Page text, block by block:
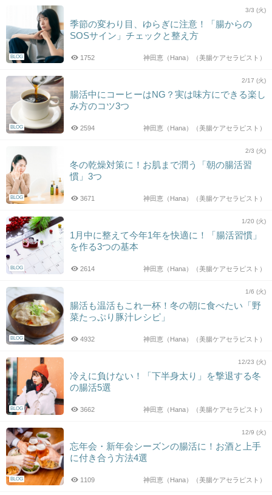
BLOG
3/3 (火)
季節の変わり目、ゆらぎに注意！「腸からの
SOSサイン」チェックと整え方
神田恵（Hana）（美腸ケアセラピスト）
1752
BLOG
2/17 (火)
腸活中にコーヒーはNG？実は味方にできる楽し
み方のコツ3つ
神田恵（Hana）（美腸ケアセラピスト）
2594
BLOG
2/3 (火)
冬の乾燥対策に！お肌まで潤う「朝の腸活習
慣」3つ
神田恵（Hana）（美腸ケアセラピスト）
3671
BLOG
1/20 (火)
1月中に整えて今年1年を快適に！「腸活習慣」
を作る3つの基本
神田恵（Hana）（美腸ケアセラピスト）
2614
BLOG
1/6 (火)
腸活も温活もこれ一杯！冬の朝に食べたい「野
菜たっぷり豚汁レシピ」
神田恵（Hana）（美腸ケアセラピスト）
4932
BLOG
12/23 (火)
冷えに負けない！「下半身太り」を撃退する冬
の腸活5選
神田恵（Hana）（美腸ケアセラピスト）
3662
BLOG
12/9 (火)
忘年会・新年会シーズンの腸活に！お酒と上手
に付き合う方法4選
神田恵（Hana）（美腸ケアセラピスト）
1109